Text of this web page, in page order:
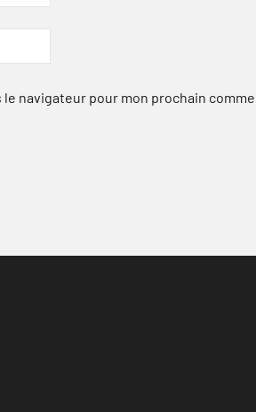
navigateur pour mon prochain